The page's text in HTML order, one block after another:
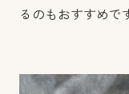
るのもおすすめで